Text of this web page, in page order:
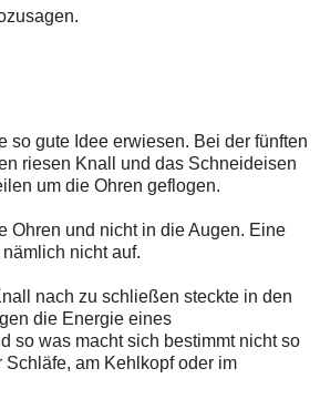
so gute Idee erwiesen. Bei der fünften
riesen Knall und das Schneideisen
um die Ohren geflogen.
Ohren und nicht in die Augen. Eine
nicht auf.
nach zu schließen steckte in den
die Energie eines
so was macht sich bestimmt nicht so
Schläfe, am Kehlkopf oder im